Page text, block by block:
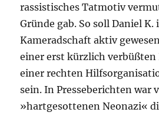
rassistisches Tatmotiv
Gründe gab. So soll Daniel
Kameradschaft aktiv
einer erst kürzlich verbüßten
einer rechten
sein. In Presseberichten war
»hartgesottenen Neonazi«